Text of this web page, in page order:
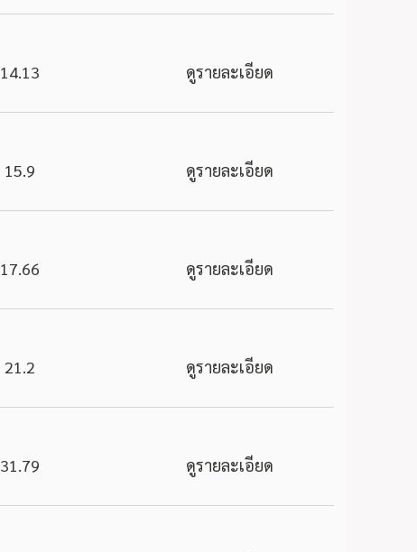
14.13 ดูรายละเอียด
15.9 ดูรายละเอียด
17.66 ดูรายละเอียด
21.2 ดูรายละเอียด
31.79 ดูรายละเอียด